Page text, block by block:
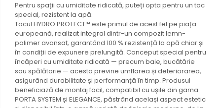
Pentru spații cu umiditate ridicată, puteți opta pentru un toc
special, rezistent la apă.
Tocul HYDRO PROTECT™ este primul de acest fel pe piața
europeană, realizat integral dintr-un compozit lemn-
polimer avansat, garantând 100 % rezistență la apă chiar și
în condiții de expunere prelungită. Conceput special pentru
încăperi cu umiditate ridicată — precum baie, bucătărie
sau spălătorie — acesta previne umflarea și deteriorarea,
asigurând durabilitate și performanță în timp. Produsul
beneficiază de montaj facil, compatibil cu ușile din gama
PORTA SYSTEM și ELEGANCE, păstrând același aspect estetic